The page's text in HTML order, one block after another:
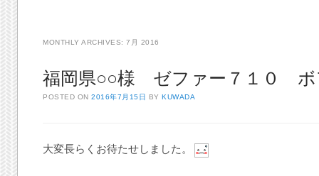
MONTHLY ARCHIVES:7月 2016
福岡県○○様 ゼファー７１０ ボ
POSTED ON2016年7月15日 BYKUWADA
大変長らくお待たせしました。